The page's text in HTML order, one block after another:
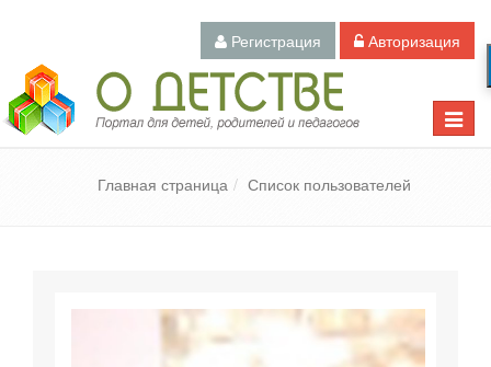
Регистрация Авторизация
Toggle
Педагогический портал «О детстве»
Главная страница Список пользователей